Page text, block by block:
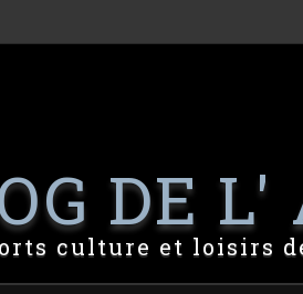
DE L'
culture et loisirs